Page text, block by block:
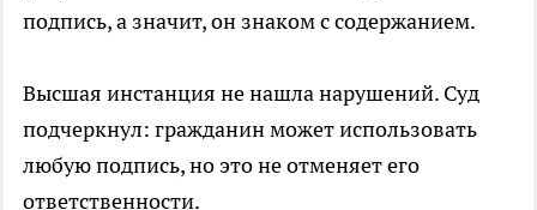
подпись, а значит, он знаком с содержанием.
Высшая инстанция не нашла нарушений. Суд
подчеркнул: гражданин может использовать
любую подпись, но это не отменяет его
ответственности.